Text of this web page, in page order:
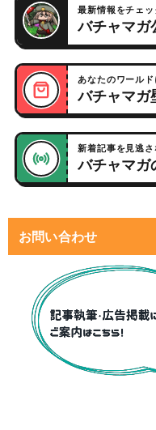
最新情報をチェッ
バチャマガ
あなたのワール
バチャマガ
新着記事を見逃さ
バチャマガ
お問い合わせ